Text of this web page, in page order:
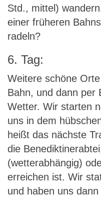
Std., mittel)
einer früheren
radeln?
6. Tag:
Weitere schöne
Bahn, und dann per
Wetter. Wir starten
uns in dem
heißt das nächste
die
(wetterabhängig)
erreichen ist. Wir
und haben uns